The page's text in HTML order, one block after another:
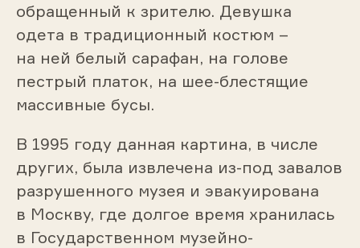
обращенный к зрителю. Девушка
одета в традиционный костюм –
на ней белый сарафан, на голове
пестрый платок, на шее-блестящие
массивные бусы.
В 1995 году данная картина, в числе
других, была извлечена из-под завалов
разрушенного музея и эвакуирована
в Москву, где долгое время хранилась
в Государственном музейно-